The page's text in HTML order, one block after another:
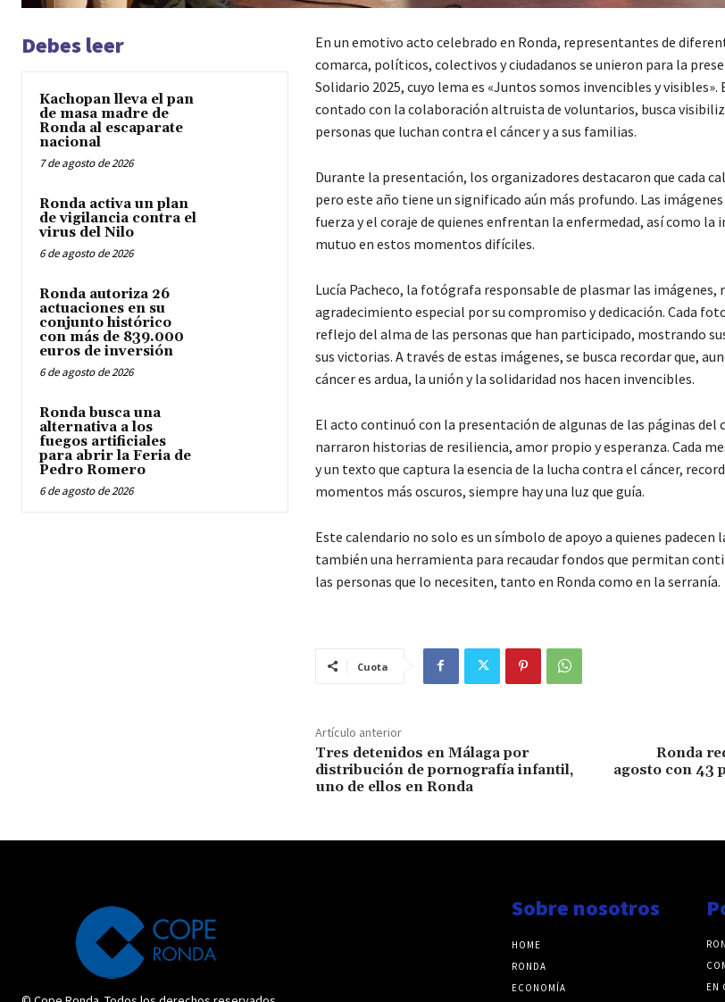
Debes leer
Kachopan lleva el pan
de masa madre de
Ronda al escaparate
nacional
7 de agosto de 2026
Ronda activa un plan
de vigilancia contra el
virus del Nilo
6 de agosto de 2026
Ronda autoriza 26
actuaciones en su
conjunto histórico
con más de 839.000
euros de inversión
6 de agosto de 2026
Ronda busca una
alternativa a los
fuegos artificiales
para abrir la Feria de
Pedro Romero
6 de agosto de 2026
En un emotivo acto celebrado en Ronda, representantes de
comarca, políticos, colectivos y ciudadanos se unieron para la
Solidario 2025, cuyo lema es «Juntos somos invencibles y visibles».
contado con la colaboración altruista de voluntarios, busca
personas que luchan contra el cáncer y a sus familias.
Durante la presentación, los organizadores destacaron que cada
pero este año tiene un significado aún más profundo. Las
fuerza y el coraje de quienes enfrentan la enfermedad, así como la
mutuo en estos momentos difíciles.
Lucía Pacheco, la fotógrafa responsable de plasmar las imágenes,
agradecimiento especial por su compromiso y dedicación. Cada
reflejo del alma de las personas que han participado, mostrando
sus victorias. A través de estas imágenes, se busca recordar que,
cáncer es ardua, la unión y la solidaridad nos hacen invencibles.
El acto continuó con la presentación de algunas de las páginas del
narraron historias de resiliencia, amor propio y esperanza. Cada
y un texto que captura la esencia de la lucha contra el cáncer,
momentos más oscuros, siempre hay una luz que guía.
Este calendario no solo es un símbolo de apoyo a quienes padecen
también una herramienta para recaudar fondos que permitan
las personas que lo necesiten, tanto en Ronda como en la serranía.
Cuota
Artículo anterior
Tres detenidos en Málaga por
distribución de pornografía infantil,
uno de ellos en Ronda
Ronda
agosto con 43
Sobre nosotros
HOME
RONDA
ECONOMÍA
EN